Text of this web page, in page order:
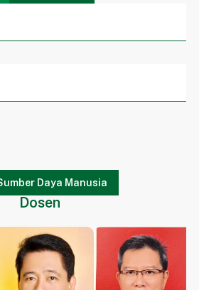
baik di tingkat nasional maupun
proses belajar mengajar melalui
prasarana, fasilitas pendidikan,
peningkatan kesejahteraan dosen dan
dengan pemecahan masalah
dengan pengembangan hukum
internasional sesuai dengan
kerjasama dalam rangka meningkatkan
Daya Manusia
Dosen